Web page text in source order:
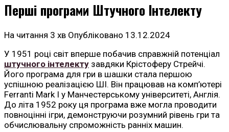
Перші програми Штучного Інтелекту
На читання 3 хв Опубліковано 13.12.2024
У 1951 році світ вперше побачив справжній потенціал
штучного інтелекту завдяки Крістоферу Стрейчі.
Його програма для гри в шашки стала першою
успішною реалізацією ШІ. Він працював на комп’ютері
Ferranti Mark I у Манчестерському університеті, Англія.
До літа 1952 року ця програма вже могла проводити
повноцінні ігри, демонструючи розумний рівень гри та
обчислювальну спроможність ранніх машин.